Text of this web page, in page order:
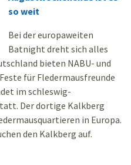
so weit
Bei der europaweiten
Batnight dreht sich alles
bieten NABU- und
für Fledermausfreunde
im schleswig-
Der dortige Kalkberg
in Europa.
den Kalkberg auf.